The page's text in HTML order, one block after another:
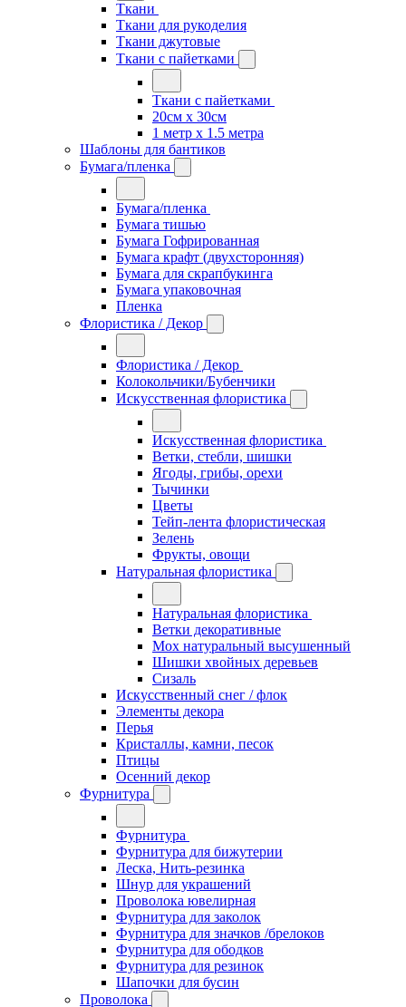
Ткани
Ткани для рукоделия
Ткани джутовые
Ткани с пайетками
Ткани с пайетками
20см х 30см
1 метр х 1.5 метра
Шаблоны для бантиков
Бумага/пленка
Бумага/пленка
Бумага тишью
Бумага Гофрированная
Бумага крафт (двухсторонняя)
Бумага для скрапбукинга
Бумага упаковочная
Пленка
Флористика / Декор
Флористика / Декор
Колокольчики/Бубенчики
Искусственная флористика
Искусственная флористика
Ветки, стебли, шишки
Ягоды, грибы, орехи
Тычинки
Цветы
Тейп-лента флористическая
Зелень
Фрукты, овощи
Натуральная флористика
Натуральная флористика
Ветки декоративные
Мох натуральный высушенный
Шишки хвойных деревьев
Сизаль
Искусственный снег / флок
Элементы декора
Перья
Кристаллы, камни, песок
Птицы
Осенний декор
Фурнитура
Фурнитура
Фурнитура для бижутерии
Леска, Нить-резинка
Шнур для украшений
Проволока ювелирная
Фурнитура для заколок
Фурнитура для значков /брелоков
Фурнитура для ободков
Фурнитура для резинок
Шапочки для бусин
Проволока